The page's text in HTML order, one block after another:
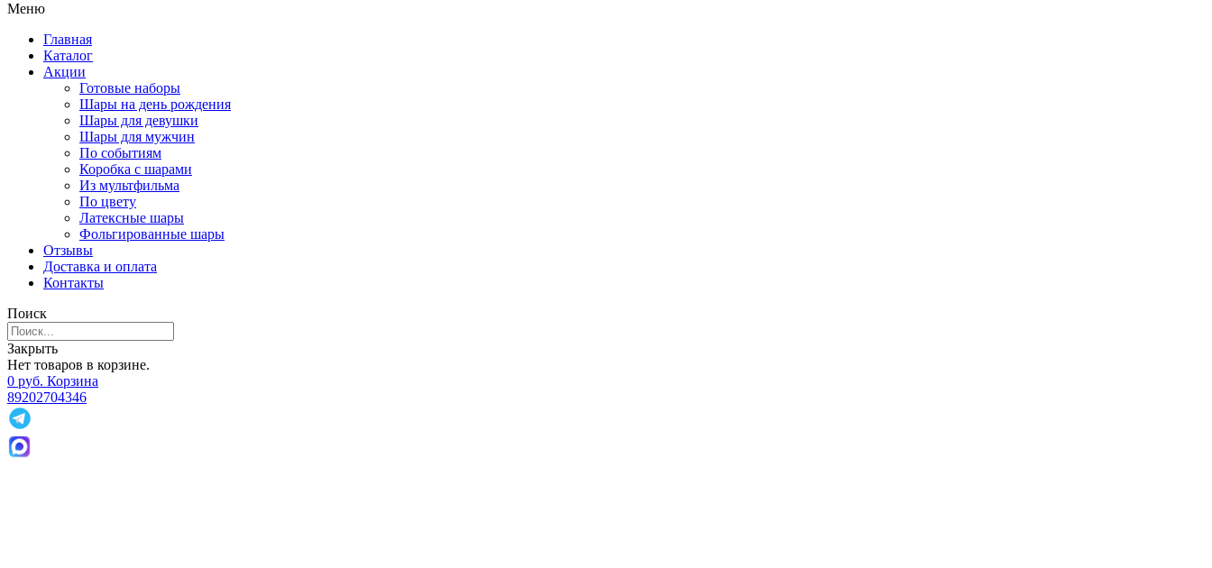
Меню
Главная
Каталог
Акции
Готовые наборы
Шары на день рождения
Шары для девушки
Шары для мужчин
По событиям
Коробка с шарами
Из мультфильма
По цвету
Латексные шары
Фольгированные шары
Отзывы
Доставка и оплата
Контакты
Поиск
Закрыть
Нет товаров в корзине.
0 руб. Корзина
89202704346